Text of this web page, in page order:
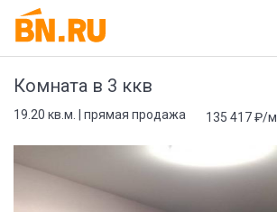
Комната в 3 ккв
19.20 кв.м. | прямая продажа 135 417 ₽/м